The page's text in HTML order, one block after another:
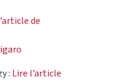
de
: Lire l’article